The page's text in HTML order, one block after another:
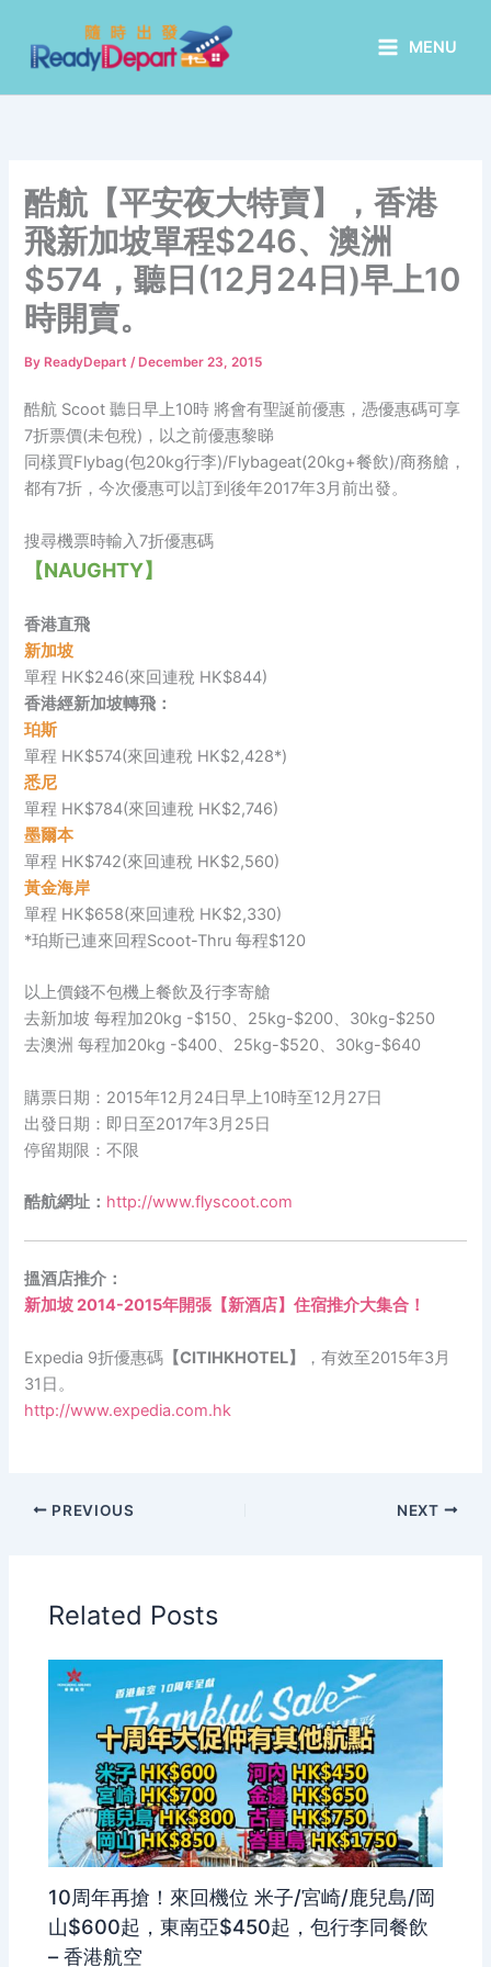
content
MENU
酷航【平安夜大特賣】，香港
飛新加坡單程$246、澳洲
$574，聽日(12月24日)早上10
時開賣。
By ReadyDepart/ December 23, 2015
酷航 Scoot 聽日早上10時 將會有聖誕前優惠，憑優惠碼可享
7折票價(未包稅)，以之前優惠黎睇
同樣買Flybag(包20kg行李)/Flybageat(20kg+餐飲)/商務艙，
都有7折，今次優惠可以訂到後年2017年3月前出發。
搜尋機票時輸入7折優惠碼
【NAUGHTY】
香港直飛
新加坡
單程 HK$246(來回連稅 HK$844)
香港經新加坡轉飛：
珀斯
單程 HK$574(來回連稅 HK$2,428*)
悉尼
單程 HK$784(來回連稅 HK$2,746)
墨爾本
單程 HK$742(來回連稅 HK$2,560)
黃金海岸
單程 HK$658(來回連稅 HK$2,330)
*珀斯已連來回程Scoot-Thru 每程$120
以上價錢不包機上餐飲及行李寄艙
去新加坡 每程加20kg -$150、25kg-$200、30kg-$250
去澳洲 每程加20kg -$400、25kg-$520、30kg-$640
購票日期：2015年12月24日早上10時至12月27日
出發日期：即日至2017年3月25日
停留期限：不限
酷航網址： http://www.flyscoot.com
搵酒店推介：
新加坡 2014-2015年開張【新酒店】住宿推介大集合！
Expedia 9折優惠碼 【CITIHKHOTEL】
，有效至2015年3月
31日。
http://www.expedia.com.hk
PREVIOUS NEXT
Related Posts
10周年再搶！來回機位 米子/宮崎/鹿兒島/岡
山$600起，東南亞$450起，包行李同餐飲
– 香港航空